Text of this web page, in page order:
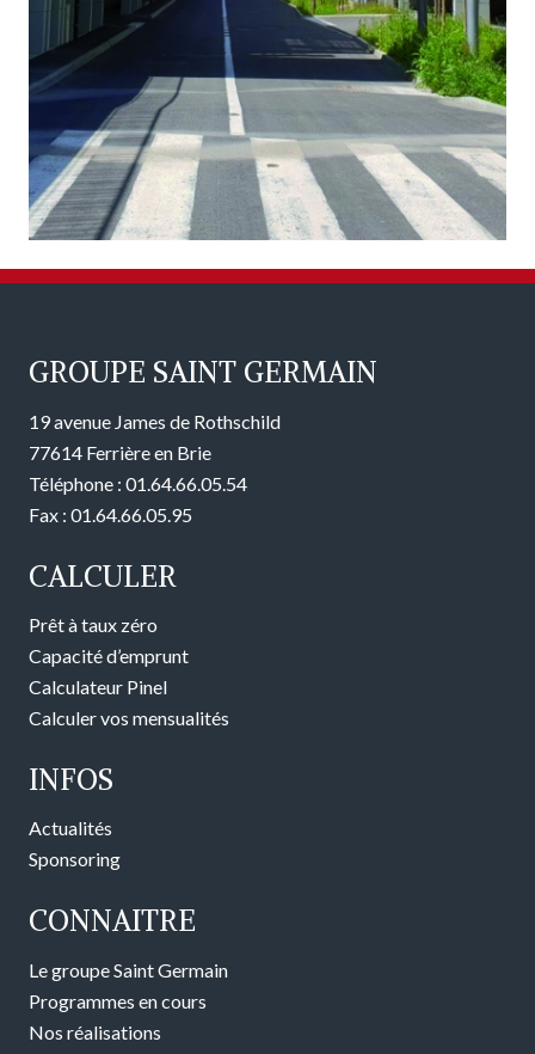
GROUPE SAINT GERMAIN
19 avenue James de Rothschild
77614 Ferrière en Brie
Téléphone : 01.64.66.05.54
Fax : 01.64.66.05.95
CALCULER
Prêt à taux zéro
Capacité d’emprunt
Calculateur Pinel
Calculer vos mensualités
INFOS
Actualités
Sponsoring
CONNAITRE
Le groupe Saint Germain
Programmes en cours
Nos réalisations